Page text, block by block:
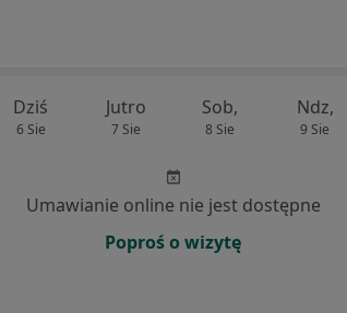
Dziś
6 Sie
Jutro
7 Sie
Sob,
8 Sie
Ndz,
9 Sie
Umawianie online nie jest dostępne
Poproś o wizytę